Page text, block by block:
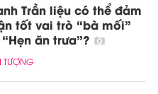
Trần liệu có thể đảm
tốt vai trò “bà mối”
ăn trưa”?
TƯỢNG